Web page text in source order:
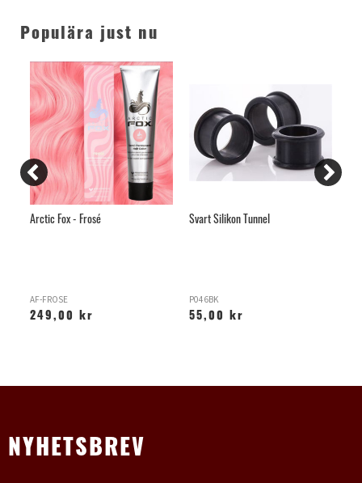
Populära just nu
Arctic Fox - Frosé
AF-FROSE
249,00 kr
Svart Silikon Tunnel
P046BK
55,00 kr
NYHETSBREV